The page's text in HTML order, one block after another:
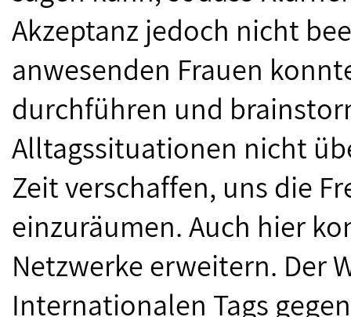
Akzeptanz jedoch nicht
anwesenden Frauen
durchführen und
Alltagssituationen nicht
Zeit verschaffen, uns die
einzuräumen. Auch hier
Netzwerke erweitern. Der
Internationalen Tags